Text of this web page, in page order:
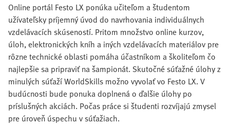
Online portál Festo LX ponúka učiteľom a študentom
užívateľsky príjemný úvod do navrhovania individuálnych
vzdelávacích skúseností. Pritom množstvo online kurzov,
úloh, elektronických kníh a iných vzdelávacích materiálov pre
rôzne technické oblasti pomáha účastníkom a školiteľom čo
najlepšie sa pripraviť na šampionát. Skutočné súťažné úlohy z
minulých súťaží WorldSkills možno vyvolať vo Festo LX. V
budúcnosti bude ponuka doplnená o ďalšie úlohy po
príslušných akciách. Počas práce si študenti rozvíjajú zmysel
pre úroveň úspechu v súťažiach.